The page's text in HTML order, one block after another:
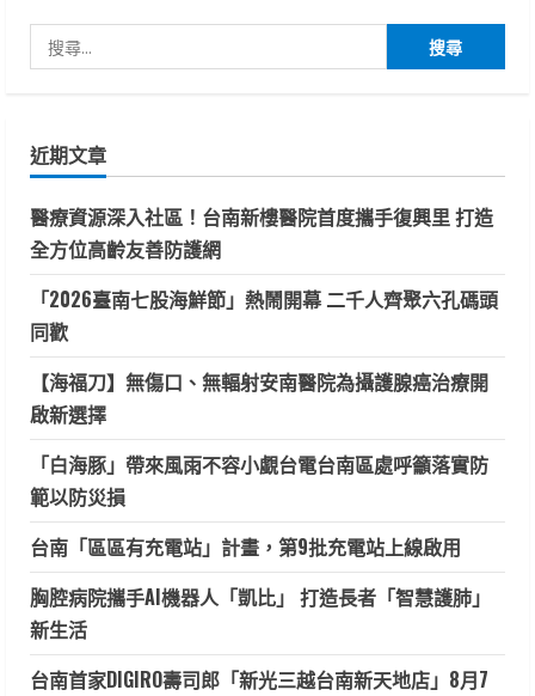
尋
字:
近期文章
醫療資源深入社區！台南新樓醫院首度攜手復興里 打造
全方位高齡友善防護網
「2026臺南七股海鮮節」熱鬧開幕 二千人齊聚六孔碼頭
同歡
【海福刀】無傷口、無輻射安南醫院為攝護腺癌治療開
啟新選擇
「白海豚」帶來風雨不容小覷台電台南區處呼籲落實防
範以防災損
台南「區區有充電站」計畫，第9批充電站上線啟用
胸腔病院攜手AI機器人「凱比」 打造長者「智慧護肺」
新生活
台南首家DIGIRO壽司郎「新光三越台南新天地店」8月7